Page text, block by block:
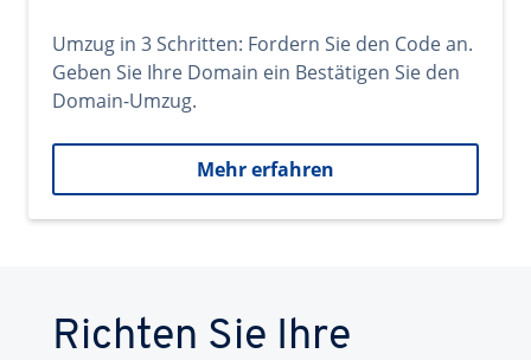
Umzug in 3 Schritten: Fordern Sie den Code an.
Geben Sie Ihre Domain ein Bestätigen Sie den
Domain-Umzug.
Mehr erfahren
Richten Sie Ihre